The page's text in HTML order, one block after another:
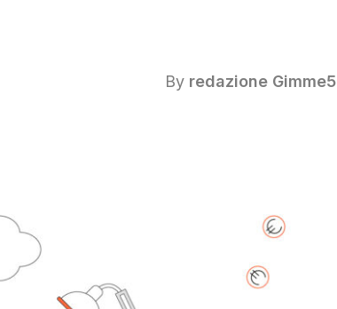
By redazione Gimme5